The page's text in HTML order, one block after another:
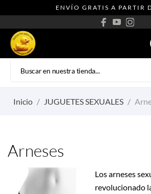
ENVÍO GRATIS A PARTIR
Inicio JUGUETES SEXUALES
Arneses
Los arneses
revolucionado